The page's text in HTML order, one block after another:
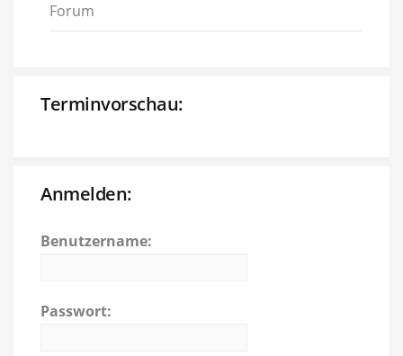
Forum
Terminvorschau:
Anmelden:
Benutzername:
Passwort: